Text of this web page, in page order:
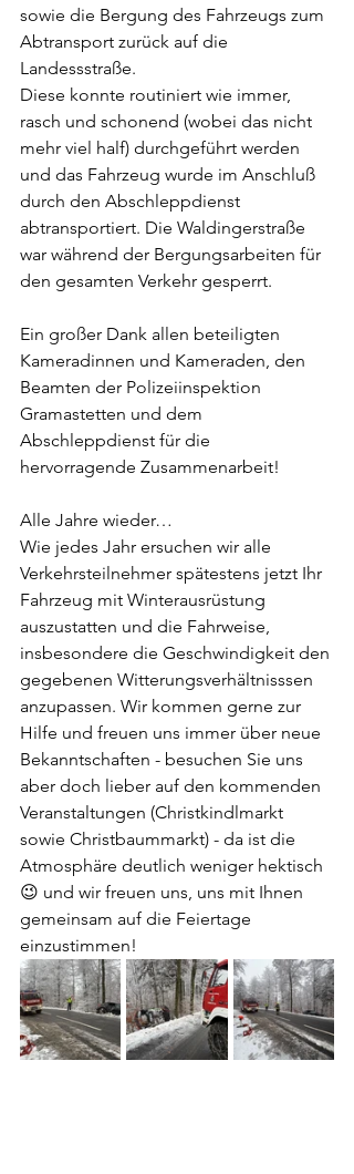
sowie die Bergung des Fahrzeugs zum
Abtransport zurück auf die
Landessstraße.
Diese konnte routiniert wie immer,
rasch und schonend (wobei das nicht
mehr viel half) durchgeführt werden
und das Fahrzeug wurde im Anschluß
durch den Abschleppdienst
abtransportiert. Die Waldingerstraße
war während der Bergungsarbeiten für
den gesamten Verkehr gesperrt.
Ein großer Dank allen beteiligten
Kameradinnen und Kameraden, den
Beamten der Polizeiinspektion
Gramastetten und dem
Abschleppdienst für die
hervorragende Zusammenarbeit!
Alle Jahre wieder…
Wie jedes Jahr ersuchen wir alle
Verkehrsteilnehmer spätestens jetzt Ihr
Fahrzeug mit Winterausrüstung
auszustatten und die Fahrweise,
insbesondere die Geschwindigkeit den
gegebenen Witterungsverhältnisssen
anzupassen. Wir kommen gerne zur
Hilfe und freuen uns immer über neue
Bekanntschaften - besuchen Sie uns
aber doch lieber auf den kommenden
Veranstaltungen (Christkindlmarkt
sowie Christbaummarkt) - da ist die
Atmosphäre deutlich weniger hektisch
😉 und wir freuen uns, uns mit Ihnen
gemeinsam auf die Feiertage
einzustimmen!